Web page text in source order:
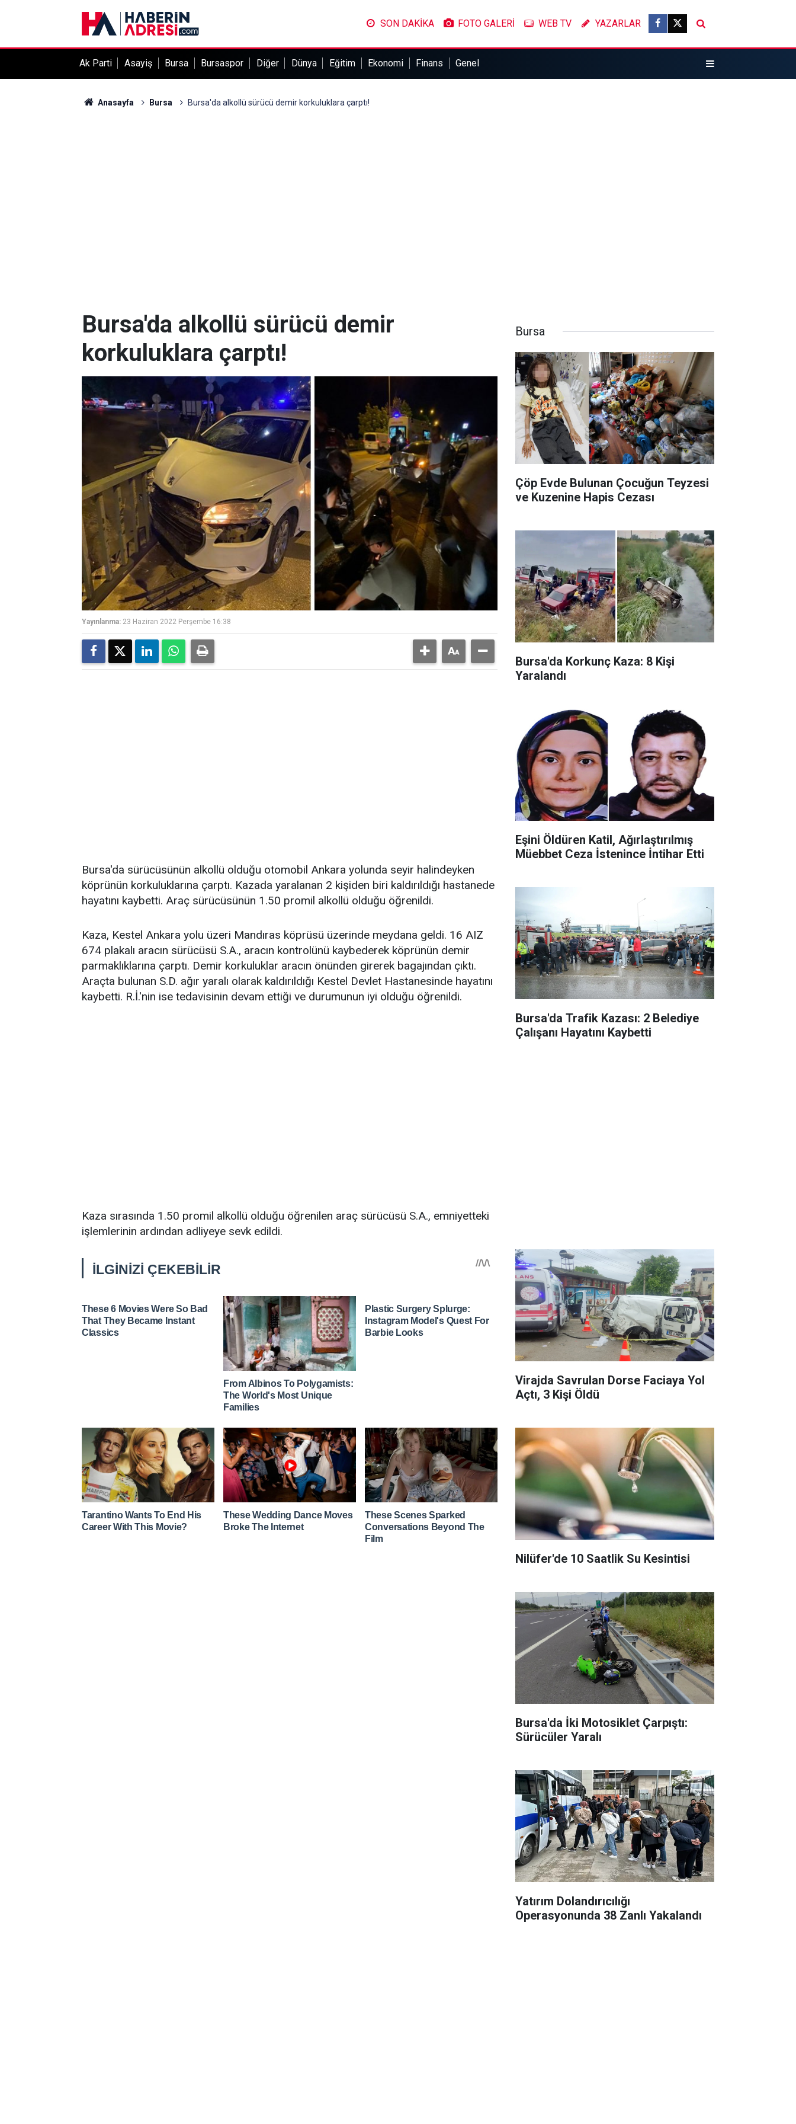
SON DAKİKA FOTO GALERİ WEB TV YAZARLAR
Ak Parti Asayiş Bursa Bursaspor Diğer Dünya Eğitim Ekonomi Finans Genel
Anasayfa Bursa Bursa'da alkollü sürücü demir korkuluklara çarptı!
Bursa'da alkollü sürücü demir
korkuluklara çarptı!
Yayınlanma: 23 Haziran 2022 Perşembe 16:38
Bursa'da sürücüsünün alkollü olduğu otomobil Ankara yolunda seyir halindeyken
köprünün korkuluklarına çarptı. Kazada yaralanan 2 kişiden biri kaldırıldığı hastanede
hayatını kaybetti. Araç sürücüsünün 1.50 promil alkollü olduğu öğrenildi.
Kaza, Kestel Ankara yolu üzeri Mandıras köprüsü üzerinde meydana geldi. 16 AIZ
674 plakalı aracın sürücüsü S.A., aracın kontrolünü kaybederek köprünün demir
parmaklıklarına çarptı. Demir korkuluklar aracın önünden girerek bagajından çıktı.
Araçta bulunan S.D. ağır yaralı olarak kaldırıldığı Kestel Devlet Hastanesinde hayatını
kaybetti. R.İ.'nin ise tedavisinin devam ettiği ve durumunun iyi olduğu öğrenildi.
Kaza sırasında 1.50 promil alkollü olduğu öğrenilen araç sürücüsü S.A., emniyetteki
işlemlerinin ardından adliyeye sevk edildi.
Bursa
Çöp Evde Bulunan Çocuğun Teyzesi
ve Kuzenine Hapis Cezası
Bursa'da Korkunç Kaza: 8 Kişi
Yaralandı
Eşini Öldüren Katil, Ağırlaştırılmış
Müebbet Ceza İstenince İntihar Etti
Bursa'da Trafik Kazası: 2 Belediye
Çalışanı Hayatını Kaybetti
Virajda Savrulan Dorse Faciaya Yol
Açtı, 3 Kişi Öldü
Nilüfer'de 10 Saatlik Su Kesintisi
Bursa'da İki Motosiklet Çarpıştı:
Sürücüler Yaralı
Yatırım Dolandırıcılığı
Operasyonunda 38 Zanlı Yakalandı